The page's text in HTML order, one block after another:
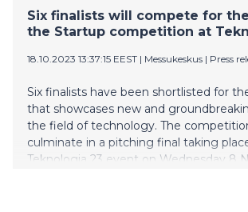
Six finalists will compete for
the Startup competition at
18.10.2023 13:37:15 EEST | Messukeskus | Press
Six finalists have been shortlisted for
that showcases new and
the field of technology. The
culminate in a pitching final taking
Teknologia 23 event on Wednesday 8